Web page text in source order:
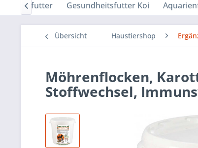
Sinkfutter Gesundheitsfutter Koi

Übersicht Haustiershop
Möhrenflocken,
Stoffwechsel,